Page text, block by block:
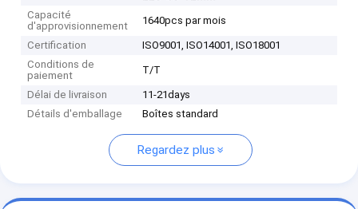
Capacité
d'approvisionnement
1640pcs par mois
Certification
ISO9001, ISO14001, ISO18001
Conditions de
paiement
T/T
Délai de livraison
11-21days
Détails d'emballage
Boîtes standard
Regardez plus